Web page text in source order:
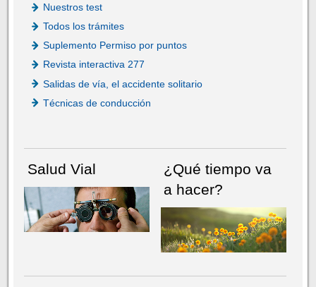
Nuestros test
Todos los trámites
Suplemento Permiso por puntos
Revista interactiva 277
Salidas de vía, el accidente solitario
Técnicas de conducción
Salud Vial
¿Qué tiempo va
a hacer?